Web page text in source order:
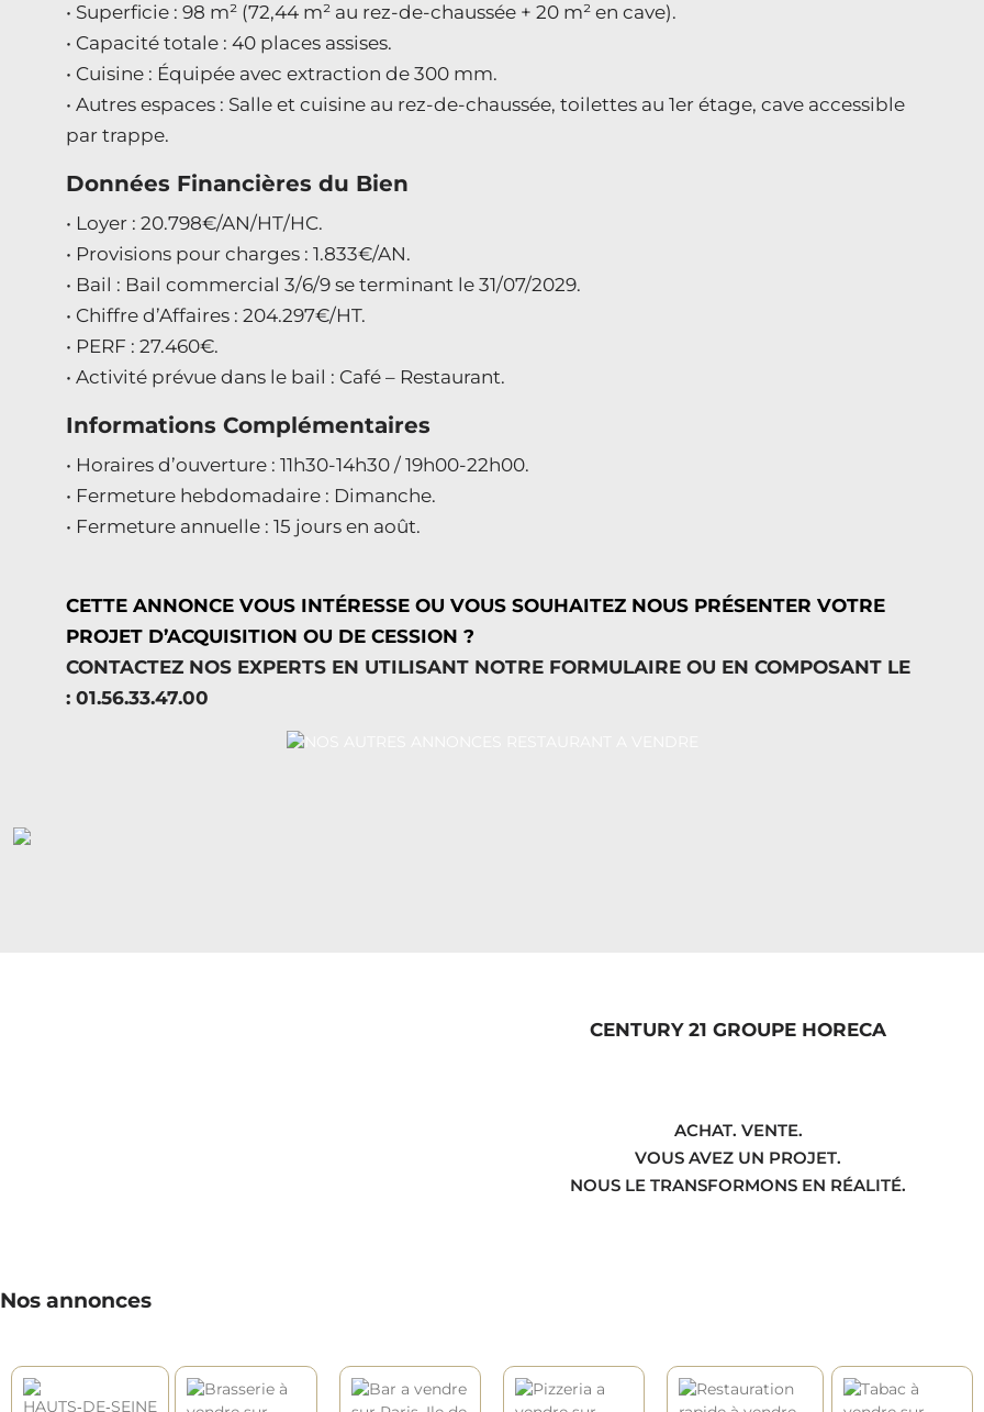
• Superficie : 98 m² (72,44 m² au rez-de-chaussée + 20 m² en cave).
• Capacité totale : 40 places assises.
• Cuisine : Équipée avec extraction de 300 mm.
• Autres espaces : Salle et cuisine au rez-de-chaussée, toilettes au 1er étage, cave accessible
par trappe.
Données Financières du Bien
• Loyer : 20.798€/AN/HT/HC.
• Provisions pour charges : 1.833€/AN.
• Bail : Bail commercial 3/6/9 se terminant le 31/07/2029.
• Chiffre d’Affaires : 204.297€/HT.
• PERF : 27.460€.
• Activité prévue dans le bail : Café – Restaurant.
Informations Complémentaires
• Horaires d’ouverture : 11h30-14h30 / 19h00-22h00.
• Fermeture hebdomadaire : Dimanche.
• Fermeture annuelle : 15 jours en août.
CETTE ANNONCE VOUS INTÉRESSE OU VOUS SOUHAITEZ NOUS PRÉSENTER VOTRE
PROJET D’ACQUISITION OU DE CESSION ?
CONTACTEZ NOS EXPERTS EN UTILISANT NOTRE FORMULAIRE OU EN COMPOSANT LE
: 01.56.33.47.00
CENTURY 21 GROUPE HORECA
ACHAT. VENTE.
VOUS AVEZ UN PROJET.
NOUS LE TRANSFORMONS EN RÉALITÉ.
Nos annonces